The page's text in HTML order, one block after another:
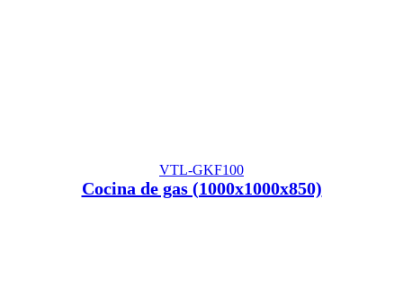
VTL-GKF100
Cocina de gas (1000x1000x850)